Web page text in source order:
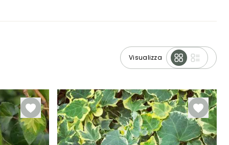
Visualizza